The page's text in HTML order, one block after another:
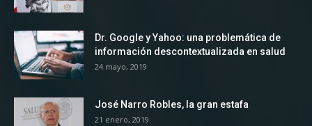
Dr. Google y Yahoo: una problemática de
información descontextualizada en salud
24 mayo, 2019
José Narro Robles, la gran estafa
21 enero, 2019